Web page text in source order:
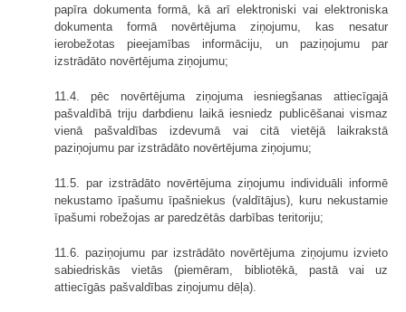
papīra dokumenta formā, kā arī elektroniski vai elektroniska
dokumenta formā novērtējuma ziņojumu, kas nesatur
ierobežotas pieejamības informāciju, un paziņojumu par
izstrādāto novērtējuma ziņojumu;
11.4. pēc novērtējuma ziņojuma iesniegšanas attiecīgajā
pašvaldībā triju darbdienu laikā iesniedz publicēšanai vismaz
vienā pašvaldības izdevumā vai citā vietējā laikrakstā
paziņojumu par izstrādāto novērtējuma ziņojumu;
11.5. par izstrādāto novērtējuma ziņojumu individuāli informē
nekustamo īpašumu īpašniekus (valdītājus), kuru nekustamie
īpašumi robežojas ar paredzētās darbības teritoriju;
11.6. paziņojumu par izstrādāto novērtējuma ziņojumu izvieto
sabiedriskās vietās (piemēram, bibliotēkā, pastā vai uz
attiecīgās pašvaldības ziņojumu dēļa).